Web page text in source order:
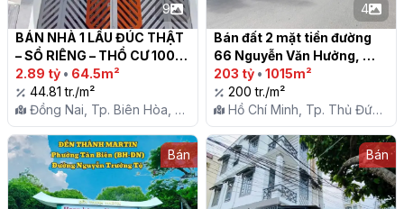
9
BÁN NHÀ 1 LẦU ĐÚC THẬT
– SỔ RIÊNG – THỔ CƯ 100%
NGAY CHỢ TRẢNG DÀI
2.89 tỷ • 64.5m²
44.81 tr./m²
Đồng Nai, Tp. Biên Hòa, P.
Trảng Dài
4
Bán đất 2 mặt tiền đường
66 Nguyễn Văn Hưởng,
phường Thảo Điền, Quận 2
203 tỷ • 1015m²
200 tr./m²
Hồ Chí Minh, Tp. Thủ Đức,
P. Thảo Điền
Bán
Bán